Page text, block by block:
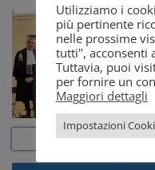
Utilizziamo i
più pertinente
nelle prossime
tutti", acconsenti
Tuttavia, puoi
per fornire un
Maggiori dettagli
Impostazioni